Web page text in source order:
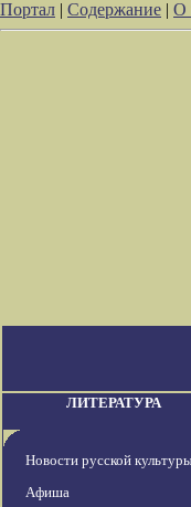
Портал | Содержание | О
ЛИТЕРАТУРА
Новости русской
Афиша